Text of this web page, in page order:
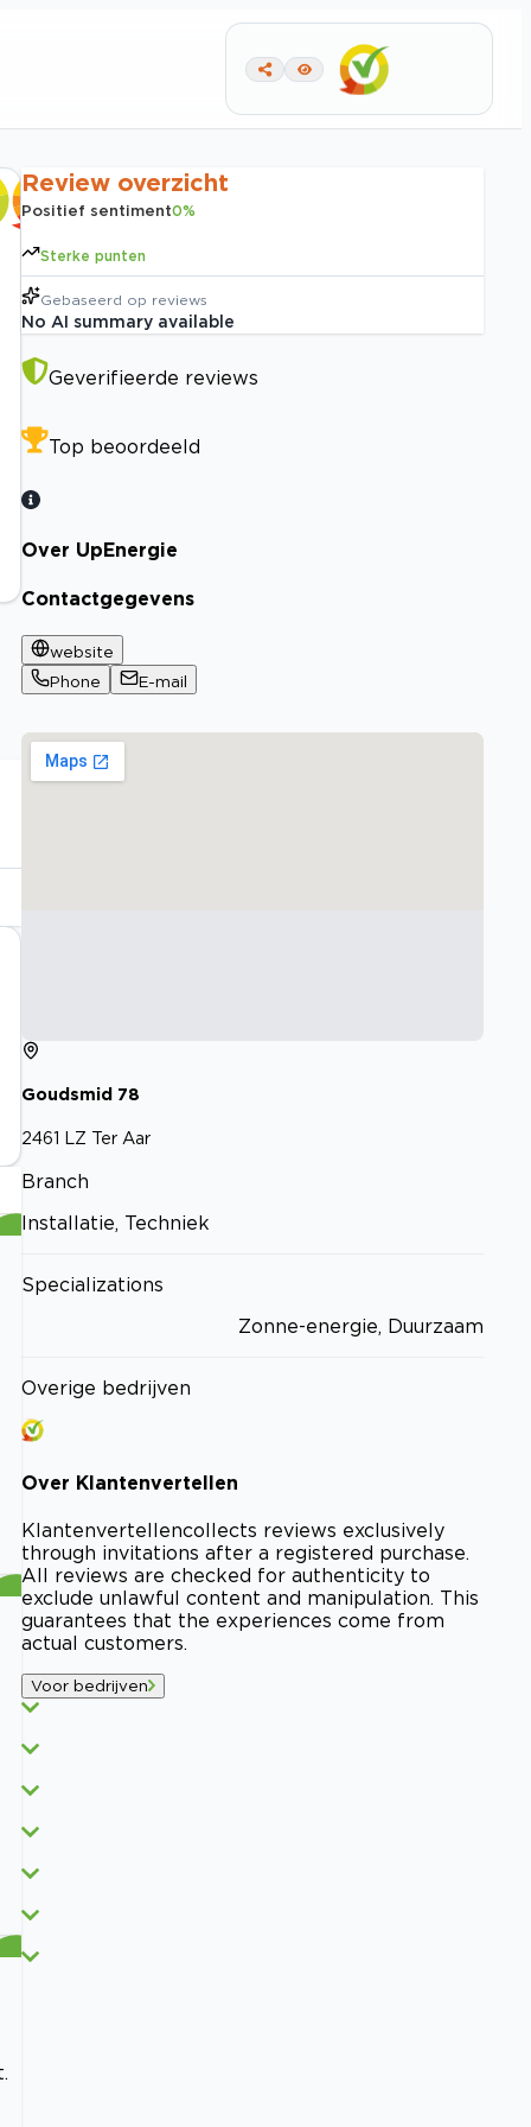
Review overzicht
Positief sentiment0%
Sterke punten
Gebaseerd op reviews
No AI summary available
Geverifieerde reviews
Top beoordeeld
Over UpEnergie
Contactgegevens
website
Phone
E-mail
Goudsmid 78
2461 LZ Ter Aar
Branch
Installatie, Techniek
Specializations
Zonne-energie, Duurzaam
Overige bedrijven
Over Klantenvertellen
Klantenvertellencollects reviews exclusively
through invitations after a registered purchase.
All reviews are checked for authenticity to
exclude unlawful content and manipulation. This
guarantees that the experiences come from
actual customers.
Voor bedrijven